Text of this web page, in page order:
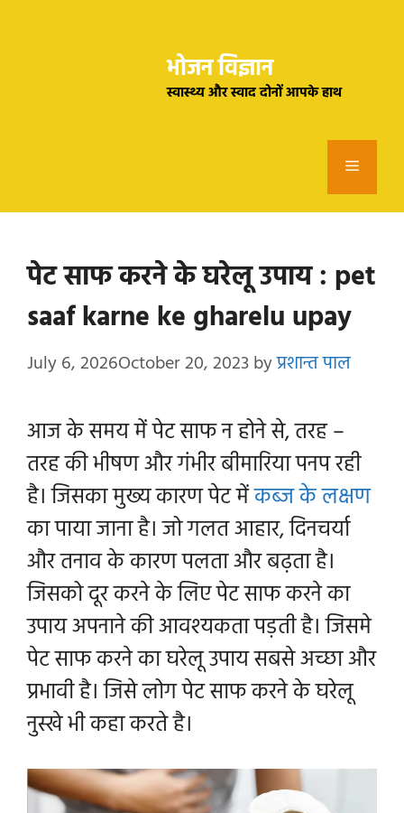
भोजन विज्ञान
स्वास्थ्य और स्वाद दोनों आपके हाथ
Menu
पेट साफ करने के घरेलू उपाय : pet
saaf karne ke gharelu upay
July 6, 2026October 20, 2023byप्रशान्त पाल
आज के समय में पेट साफ न होने से, तरह –
तरह की भीषण और गंभीर बीमारिया पनप रही
है। जिसका मुख्य कारण पेट मेंकब्ज के लक्षण
का पाया जाना है। जो गलत आहार, दिनचर्या
और तनाव के कारण पलता और बढ़ता है।
जिसको दूर करने के लिए पेट साफ करने का
उपाय अपनाने की आवश्यकता पड़ती है। जिसमे
पेट साफ करने का घरेलू उपाय सबसे अच्छा और
प्रभावी है। जिसे लोग पेट साफ करने के घरेलू
नुस्खे भी कहा करते है।